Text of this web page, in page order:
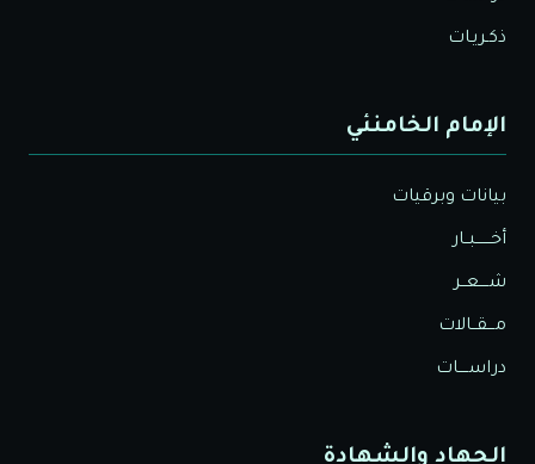
ذكـريـات
الإمام الخامنئي
بيانات وبرقيات
أخــــــبــار
شــــعــر
مـــقــالات
دراســــات
الجهاد والشهادة